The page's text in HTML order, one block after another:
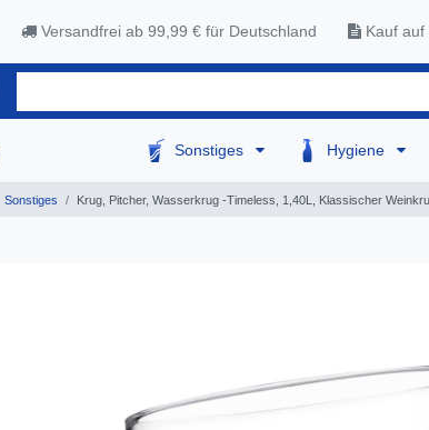
Versandfrei ab 99,99 € für Deutschland Kauf auf
Sonstiges Hygiene
Sonstiges Krug, Pitcher, Wasserkrug -Timeless, 1,40L, Klassischer